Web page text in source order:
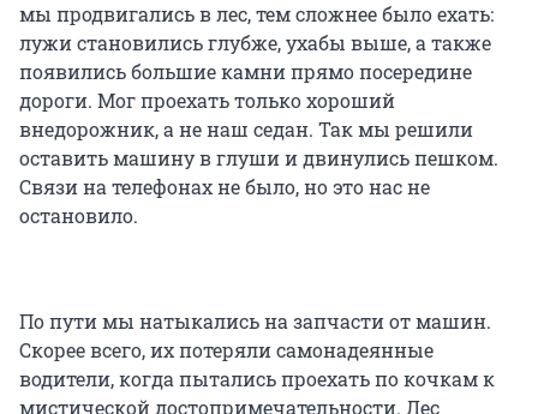
мы продвигались в лес, тем сложнее было ехать:
лужи становились глубже, ухабы выше, а также
появились большие камни прямо посередине
дороги. Мог проехать только хороший
внедорожник, а не наш седан. Так мы решили
оставить машину в глуши и двинулись пешком.
Связи на телефонах не было, но это нас не
остановило.
По пути мы натыкались на запчасти от машин.
Скорее всего, их потеряли самонадеянные
водители, когда пытались проехать по кочкам к
мистической достопримечательности. Лес